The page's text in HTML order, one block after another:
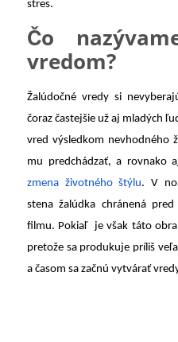
stres.
Čo
vredom?
Žalúdočné vredy si
čoraz častejšie už aj mladých
vred výsledkom nevhodného
mu predchádzať, a rovnako
zmena životného štýlu. V
stena žalúdka chránená
filmu. Pokiaľ je však táto
pretože sa produkuje príliš
a časom sa začnú vytvárať